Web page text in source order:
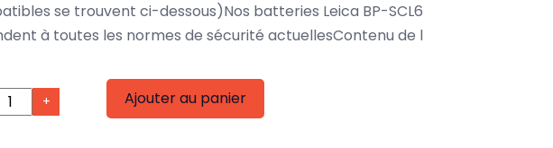
se trouvent ci-dessous)Nos batteries Leica BP-SCL6
à toutes les normes de sécurité actuellesContenu de l
+ Ajouter au panier